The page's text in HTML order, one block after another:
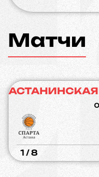
Матчи
АСТАНИНСКАЯ
1 / 8